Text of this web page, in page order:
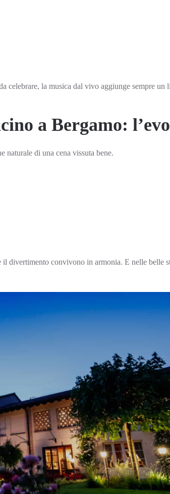
celebrare, la musica dal vivo aggiunge sempre
a Bergamo:
naturale di una cena vissuta bene.
il divertimento convivono in armonia. E nelle belle